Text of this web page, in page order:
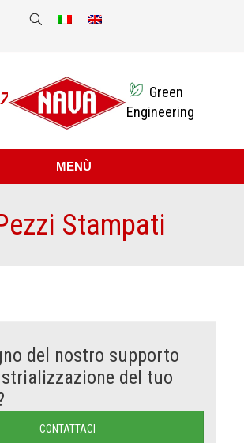
Green
Engineering
MENÙ
Stampati
del nostro supporto
del tuo
CONTATTACI